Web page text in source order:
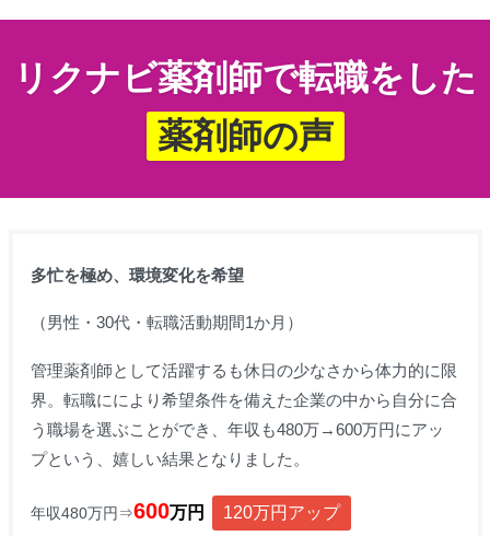
リクナビ薬剤師で転職をした
薬剤師の声
多忙を極め、環境変化を希望
（男性・30代・転職活動期間1か月）
管理薬剤師として活躍するも休日の少なさから体力的に限
界。転職ににより希望条件を備えた企業の中から自分に合
う職場を選ぶことができ、年収も480万→600万円にアッ
プという、嬉しい結果となりました。
年収480万円⇒600万円 120万円アップ